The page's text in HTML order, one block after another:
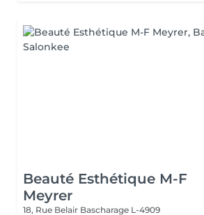
Beauté Esthétique M-F
Meyrer
18, Rue Belair Bascharage L-4909